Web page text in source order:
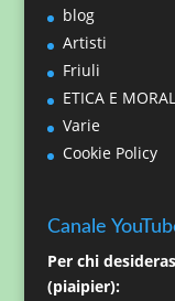
blog
Artisti
Friuli
ETICA E
Varie
Cookie Policy
Canale
Per chi
(piaipier):